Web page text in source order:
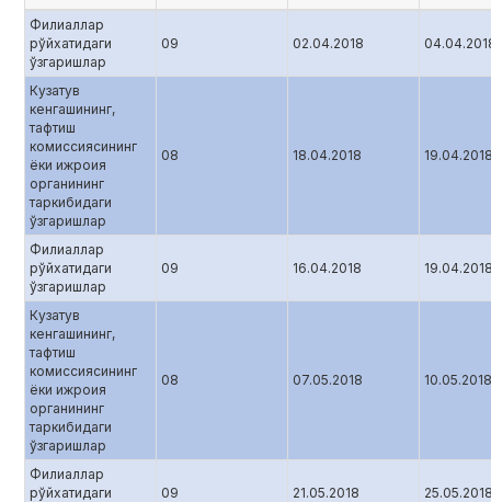
Филиаллар
рўйхатидаги
ўзгаришлар
09 02.04.2018
Кузатув
кенгашининг,
тафтиш
комиссиясининг
ёки ижроия
органининг
таркибидаги
ўзгаришлар
08 18.04.2018
Филиаллар
рўйхатидаги
ўзгаришлар
09 16.04.2018
Кузатув
кенгашининг,
тафтиш
комиссиясининг
ёки ижроия
органининг
таркибидаги
ўзгаришлар
08 07.05.2018 10.05.2018
Филиаллар
рўйхатидаги
09 21.05.2018